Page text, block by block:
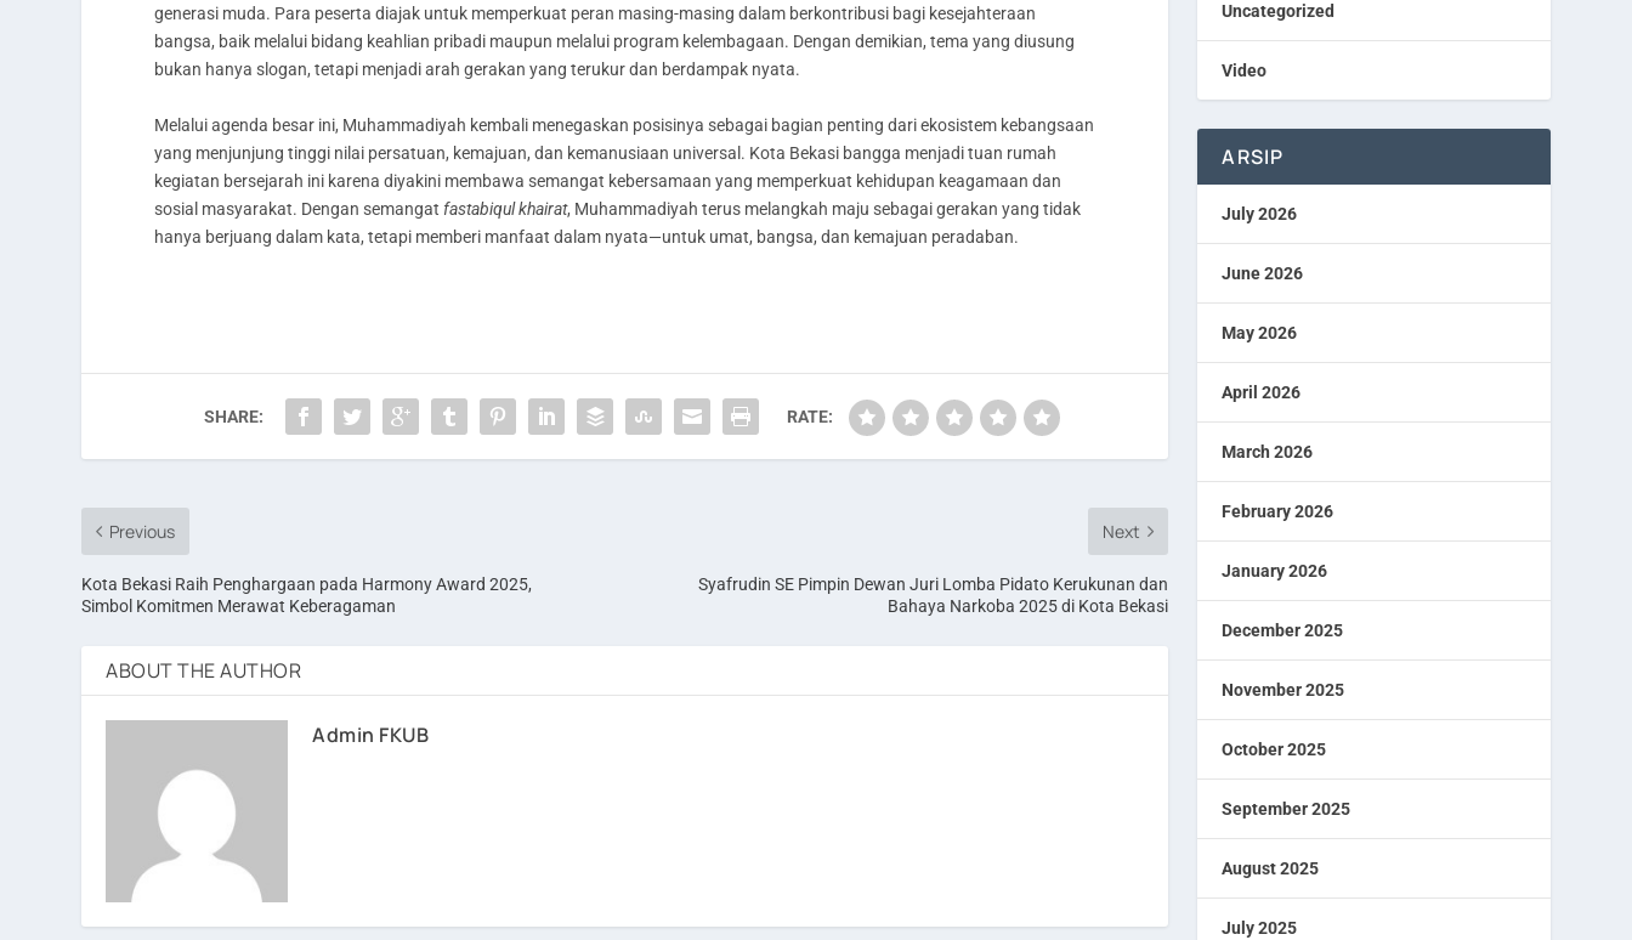
generasi muda. Para peserta diajak untuk memperkuat peran masing-masing dalam berkontribusi bagi kesejahteraan
bangsa, baik melalui bidang keahlian pribadi maupun melalui program kelembagaan. Dengan demikian, tema yang diusung
bukan hanya slogan, tetapi menjadi arah gerakan yang terukur dan berdampak nyata.
Melalui agenda besar ini, Muhammadiyah kembali menegaskan posisinya sebagai bagian penting dari ekosistem kebangsaan
yang menjunjung tinggi nilai persatuan, kemajuan, dan kemanusiaan universal. Kota Bekasi bangga menjadi tuan rumah
kegiatan bersejarah ini karena diyakini membawa semangat kebersamaan yang memperkuat kehidupan keagamaan dan
sosial masyarakat. Dengan semangat fastabiqul khairat, Muhammadiyah terus melangkah maju sebagai gerakan yang tidak
hanya berjuang dalam kata, tetapi memberi manfaat dalam nyata—untuk umat, bangsa, dan kemajuan peradaban.
SHARE: RATE:
Previous
Kota Bekasi Raih Penghargaan pada Harmony Award 2025,
Simbol Komitmen Merawat Keberagaman
Next
Syafrudin SE Pimpin Dewan Juri Lomba Pidato Kerukunan dan
Bahaya Narkoba 2025 di Kota Bekasi
ABOUT THE AUTHOR
Admin FKUB
Uncategorized
Video
ARSIP
July 2026
June 2026
May 2026
April 2026
March 2026
February 2026
January 2026
December 2025
November 2025
October 2025
September 2025
August 2025
July 2025